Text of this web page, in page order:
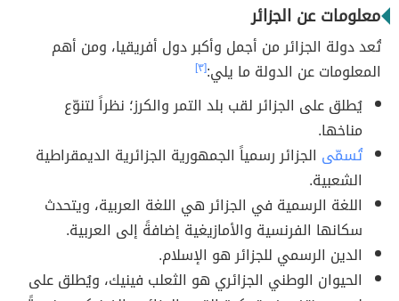
معلومات عن الجزائر
تُعد دولة الجزائر من أجمل وأكبر دول أفريقيا، ومن أهم
المعلومات عن الدولة ما يلي:[٣]
يُطلق على الجزائر لقب بلد التمر والكرز؛ نظراً لتنوّع
مناخها.
تُسمّى الجزائر رسمياً الجمهورية الجزائرية الديمقراطية
الشعبية.
اللغة الرسمية في الجزائر هي اللغة العربية، ويتحدث
سكانها الفرنسية والأمازيغية إضافةً إلى العربية.
الدين الرسمي للجزائر هو الإسلام.
الحيوان الوطني الجزائري هو الثعلب فينيك، ويُطلق على